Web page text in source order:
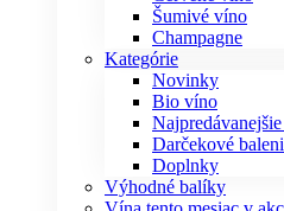
Šumivé víno
Champagne
Kategórie
Novinky
Bio víno
Darčekové
Doplnky
Výhodné balíky